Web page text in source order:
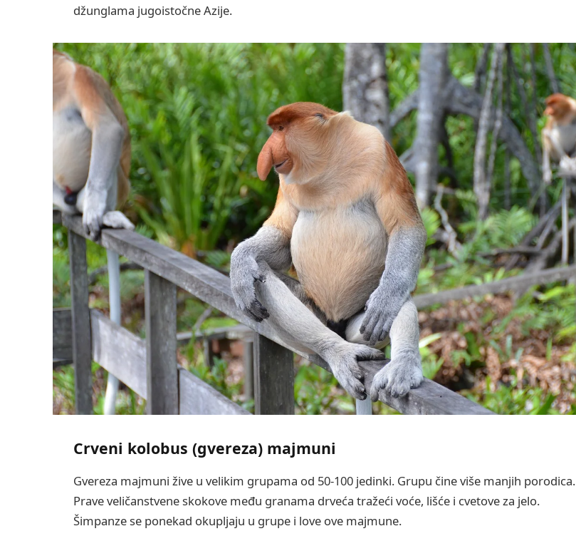
džunglama jugoistočne Azije.
Crveni kolobus (gvereza) majmuni
Gvereza majmuni žive u velikim grupama od 50-100 jedinki. Grupu čine više manjih porodica.
Prave veličanstvene skokove među granama drveća tražeći voće, lišće i cvetove za jelo.
Šimpanze se ponekad okupljaju u grupe i love ove majmune.